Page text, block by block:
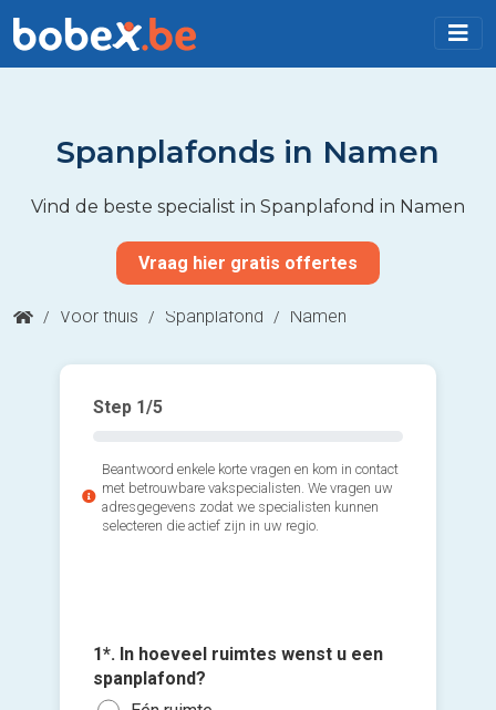
Spanplafonds in Namen
Vind de beste specialist in Spanplafond in Namen
Vraag hier gratis offertes
/ Voor thuis / Spanplafond / Namen
Step 1/5
Beantwoord enkele korte vragen en kom in contact
met betrouwbare vakspecialisten. We vragen uw
adresgegevens zodat we specialisten kunnen
selecteren die actief zijn in uw regio.
1*. In hoeveel ruimtes wenst u een
spanplafond?